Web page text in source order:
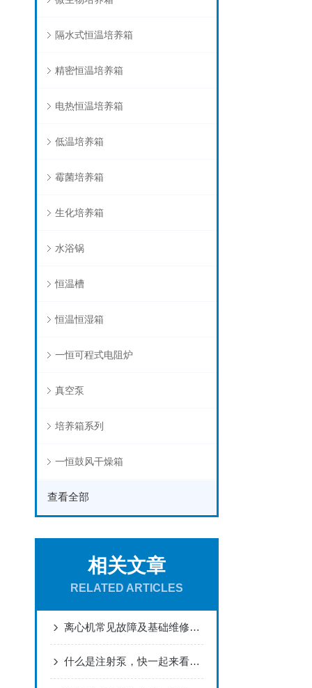
隔水式恒温培养箱
精密恒温培养箱
电热恒温培养箱
低温培养箱
霉菌培养箱
生化培养箱
水浴锅
恒温槽
恒温恒湿箱
一恒可程式电阻炉
真空泵
培养箱系列
一恒鼓风干燥箱
查看全部
相关文章
RELATED ARTICLES
离心机常见故障及基础维修方法
什么是注射泵，快一起来看看吧